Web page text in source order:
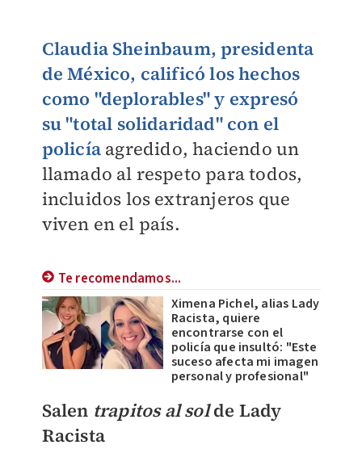
Claudia Sheinbaum, presidenta
de México, calificó los hechos
como "deplorables"y expresó
su "total solidaridad" con el
policíaagredido, haciendo un
llamado al respeto para todos,
incluidos los extranjeros que
viven en el país.
Te recomendamos...
Ximena Pichel, alias Lady
Racista, quiere
encontrarse con el
policía que insultó: "Este
suceso afecta mi imagen
personal y profesional"
Salen trapitos al solde Lady
Racista